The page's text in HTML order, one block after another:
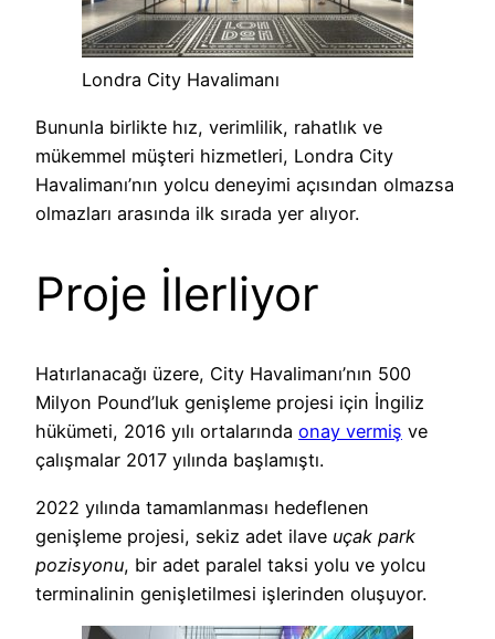
Londra City Havalimanı
Bununla birlikte hız, verimlilik, rahatlık ve
mükemmel müşteri hizmetleri, Londra City
Havalimanı’nın yolcu deneyimi açısından olmazsa
olmazları arasında ilk sırada yer alıyor.
Proje İlerliyor
Hatırlanacağı üzere, City Havalimanı’nın 500
Milyon Pound’luk genişleme projesi için İngiliz
hükümeti, 2016 yılı ortalarında onay vermiş ve
çalışmalar 2017 yılında başlamıştı.
2022 yılında tamamlanması hedeflenen
genişleme projesi, sekiz adet ilave uçak park
pozisyonu, bir adet paralel taksi yolu ve yolcu
terminalinin genişletilmesi işlerinden oluşuyor.